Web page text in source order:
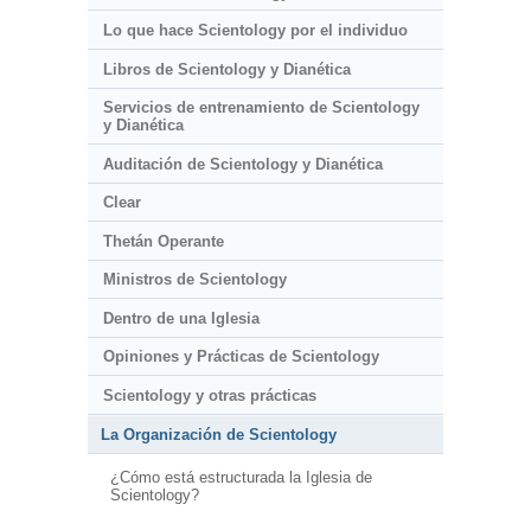
Lo que hace Scientology por el individuo
Libros de Scientology y Dianética
Servicios de entrenamiento de Scientology
y Dianética
Auditación de Scientology y Dianética
Clear
Thetán Operante
Ministros de Scientology
Dentro de una Iglesia
Opiniones y Prácticas de Scientology
Scientology y otras prácticas
La Organización de Scientology
¿Cómo está estructurada la Iglesia de
Scientology?